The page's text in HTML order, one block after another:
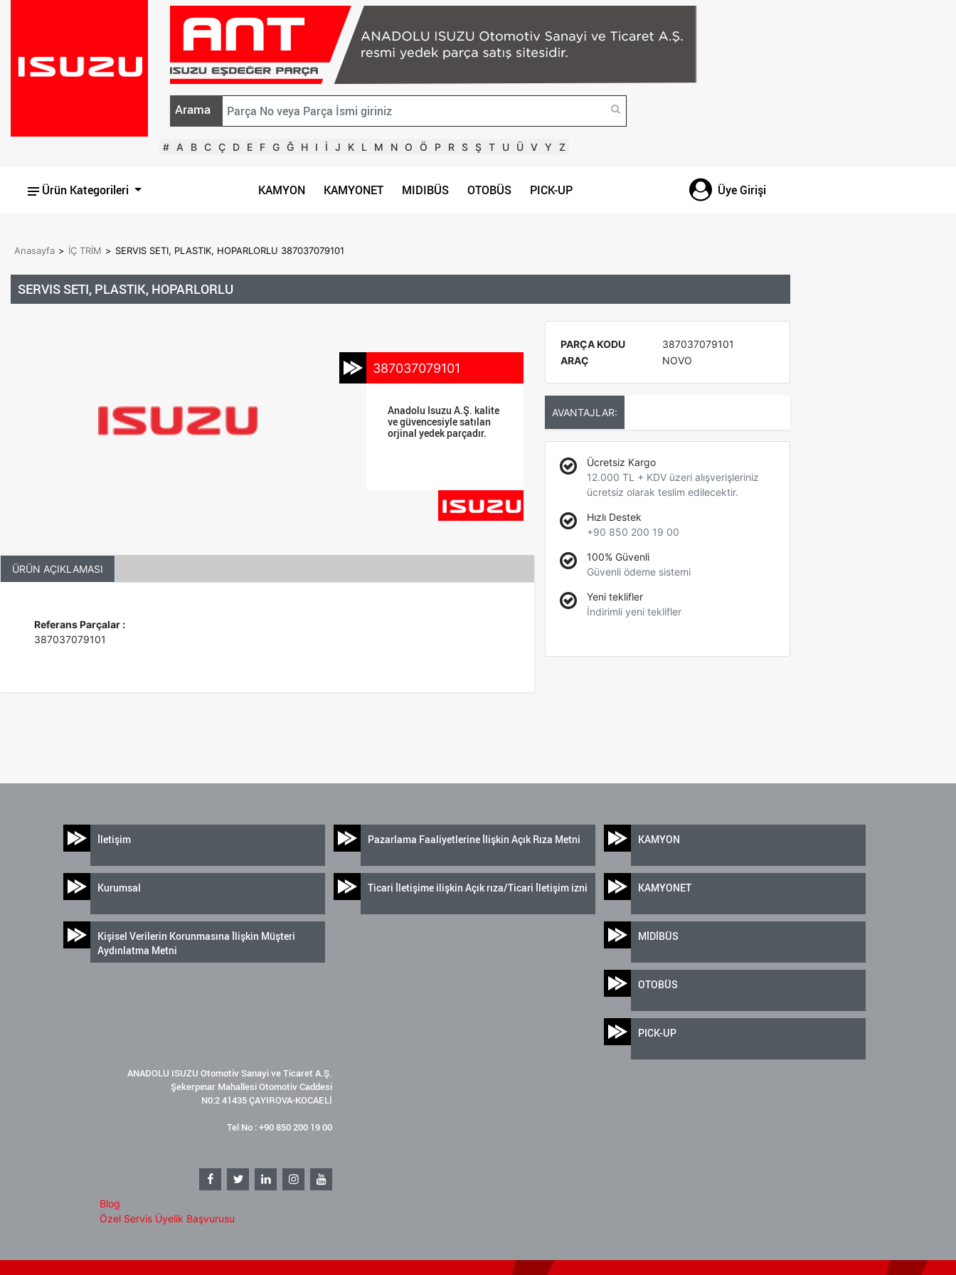
Arama
# A B C Ç D E F G Ğ H I İ J K L M N O Ö P R S Ş T U Ü V Y Z
Ürün Kategorileri KAMYON KAMYONET MIDIBÜS OTOBÜS PICK-UP Üye Girişi
Anasayfa > İÇ TRİM > SERVIS SETI, PLASTIK, HOPARLORLU 387037079101
SERVIS SETI, PLASTIK, HOPARLORLU
387037079101
Anadolu Isuzu A.Ş. kalite
ve güvencesiyle satılan
orjinal yedek parçadır.
ÜRÜN AÇIKLAMASI
Referans Parçalar :
387037079101
PARÇA KODU
387037079101
ARAÇ
NOVO
AVANTAJLAR:
Ücretsiz Kargo
12.000 TL + KDV üzeri alışverişleriniz
ücretsiz olarak teslim edilecektir.
Hızlı Destek
+90 850 200 19 00
100% Güvenli
Güvenli ödeme sistemi
Yeni teklifler
İndirimli yeni teklifler
İletişim
Kurumsal
Kişisel Verilerin Korunmasına İlişkin Müşteri
Aydınlatma Metni
Pazarlama Faaliyetlerine İlişkin Açık Rıza Metni
Ticari İletişime ilişkin Açık rıza/Ticari İletişim izni
KAMYON
KAMYONET
MİDİBÜS
OTOBÜS
PICK-UP
ANADOLU ISUZU Otomotiv Sanayi ve Ticaret A.Ş.
Şekerpınar Mahallesi Otomotiv Caddesi
N0:2 41435 ÇAYIROVA-KOCAELİ
Tel No : +90 850 200 19 00
Blog
Özel Servis Üyelik Başvurusu